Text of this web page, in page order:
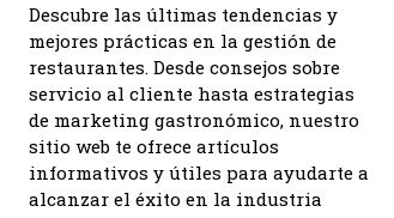
Descubre las últimas tendencias y
mejores prácticas en la gestión de
restaurantes. Desde consejos sobre
servicio al cliente hasta estrategias
de marketing gastronómico, nuestro
sitio web te ofrece artículos
informativos y útiles para ayudarte a
alcanzar el éxito en la industria